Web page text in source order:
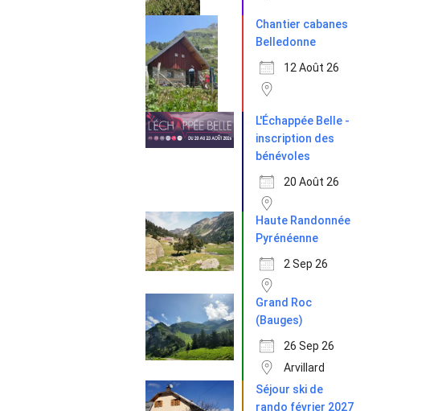
Chantier cabanes
Belledonne
12 Août 26
L'Échappée Belle -
inscription des
bénévoles
20 Août 26
Haute Randonnée
Pyrénéenne
2 Sep 26
Grand Roc
(Bauges)
26 Sep 26
Arvillard
Séjour ski de
rando février 2027